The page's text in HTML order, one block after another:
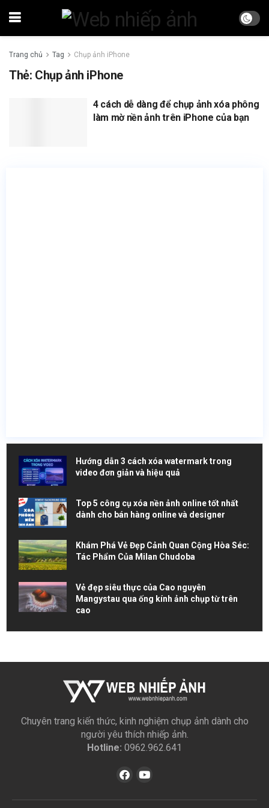
Trang chủ Tag Chụp ảnh iPhone
Thẻ: Chụp ảnh iPhone
4 cách dễ dàng để chụp ảnh xóa phông
làm mờ nền ảnh trên iPhone của bạn
Hướng dẫn 3 cách xóa watermark trong
video đơn giản và hiệu quả
Top 5 công cụ xóa nền ảnh online tốt nhất
dành cho bán hàng online và designer
Khám Phá Vẻ Đẹp Cảnh Quan Cộng Hòa Séc:
Tác Phẩm Của Milan Chudoba
Vẻ đẹp siêu thực của Cao nguyên
Mangystau qua ống kính ảnh chụp từ trên
cao
Chuyên trang kiến thức, kinh nghiệm chụp ảnh dành cho
người yêu thích nhiếp ảnh.
Hotline: 0962.962.641